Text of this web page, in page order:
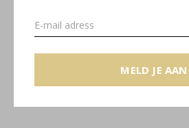
MELD JE AAN
Swarovski kristal parels